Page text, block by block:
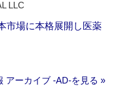
LLC
市場に本格展開し医薬
アーカイブ ‐AD‐を見る »